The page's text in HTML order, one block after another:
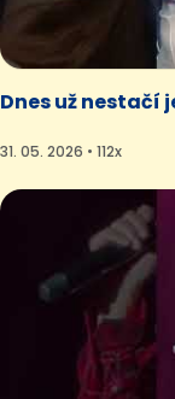
Dnes už nestačí
31. 05. 2026 • 112x